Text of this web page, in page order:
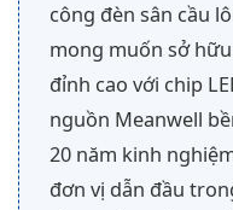
công đèn sân cầu
mong muốn sở
đỉnh cao với chip
nguồn Meanwell
20 năm kinh
đơn vị dẫn đầu